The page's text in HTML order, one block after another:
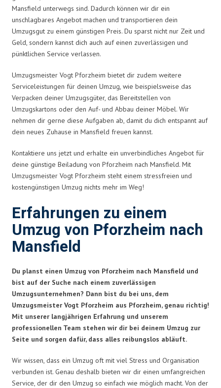
Mansfield unterwegs sind. Dadurch können wir dir ein
unschlagbares Angebot machen und transportieren dein
Umzugsgut zu einem günstigen Preis. Du sparst nicht nur Zeit und
Geld, sondern kannst dich auch auf einen zuverlässigen und
pünktlichen Service verlassen.
Umzugsmeister Vogt Pforzheim bietet dir zudem weitere
Serviceleistungen für deinen Umzug, wie beispielsweise das
Verpacken deiner Umzugsgüter, das Bereitstellen von
Umzugskartons oder den Auf- und Abbau deiner Möbel. Wir
nehmen dir gerne diese Aufgaben ab, damit du dich entspannt auf
dein neues Zuhause in Mansfield freuen kannst.
Kontaktiere uns jetzt und erhalte ein unverbindliches Angebot für
deine günstige Beiladung von Pforzheim nach Mansfield. Mit
Umzugsmeister Vogt Pforzheim steht einem stressfreien und
kostengünstigen Umzug nichts mehr im Weg!
Erfahrungen zu einem
Umzug von Pforzheim nach
Mansfield
Du planst einen Umzug von Pforzheim nach Mansfield und
bist auf der Suche nach einem zuverlässigen
Umzugsunternehmen? Dann bist du bei uns, dem
Umzugsmeister Vogt Pforzheim aus Pforzheim, genau richtig!
Mit unserer langjährigen Erfahrung und unserem
professionellen Team stehen wir dir bei deinem Umzug zur
Seite und sorgen dafür, dass alles reibungslos abläuft.
Wir wissen, dass ein Umzug oft mit viel Stress und Organisation
verbunden ist. Genau deshalb bieten wir dir einen umfangreichen
Service, der dir den Umzug so einfach wie möglich macht. Von der